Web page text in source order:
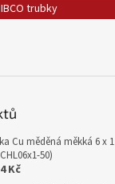
trubky
Cu měděná měkká 6 x 1
50)
Kč